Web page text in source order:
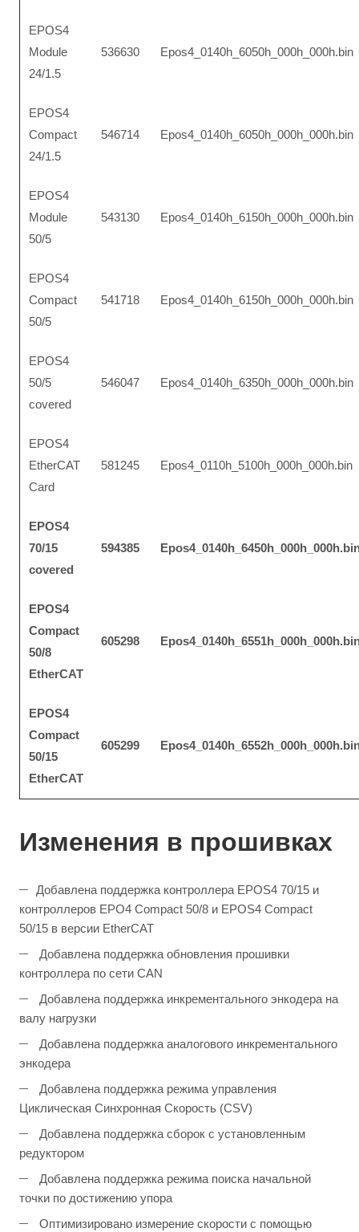
EPOS4
Module
24/1.5
536630 Epos4_0140h_6050h_000h_000h.bin
EPOS4
Compact
24/1.5
546714 Epos4_0140h_6050h_000h_000h.bin
EPOS4
Module
50/5
543130 Epos4_0140h_6150h_000h_000h.bin
EPOS4
Compact
50/5
541718 Epos4_0140h_6150h_000h_000h.bin
EPOS4
50/5
covered
546047 Epos4_0140h_6350h_000h_000h.bin
EPOS4
EtherCAT
Card
581245 Epos4_0110h_5100h_000h_000h.bin
EPOS4
70/15
covered
594385
EPOS4
Compact
50/8
EtherCAT
605298
EPOS4
Compact
50/15
EtherCAT
605299
Изменения в прошивках
Добавлена поддержка контроллера EPOS4 70/15 и
контроллеров EPO4 Compact 50/8 и EPOS4 Compact
50/15 в версии EtherCAT
Добавлена поддержка обновления прошивки
контроллера по сети CAN
Добавлена поддержка инкрементального энкодера на
валу нагрузки
Добавлена поддержка аналогового инкрементального
энкодера
Добавлена поддержка режима управления
Циклическая Синхронная Скорость (CSV)
Добавлена поддержка сборок с установленным
редуктором
Добавлена поддержка режима поиска начальной
точки по достижению упора
Оптимизировано измерение скорости с помощью